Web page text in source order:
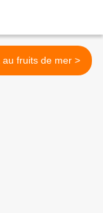
passtilla au fruits de mer >